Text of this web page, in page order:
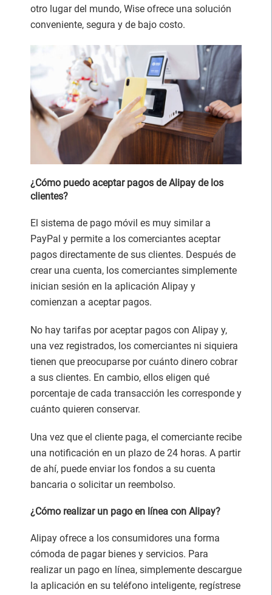
otro lugar del mundo, Wise ofrece una solución
conveniente, segura y de bajo costo.
¿Cómo puedo aceptar pagos de Alipay de los
clientes?
El sistema de pago móvil es muy similar a
PayPal y permite a los comerciantes aceptar
pagos directamente de sus clientes. Después de
crear una cuenta, los comerciantes simplemente
inician sesión en la aplicación Alipay y
comienzan a aceptar pagos.
No hay tarifas por aceptar pagos con Alipay y,
una vez registrados, los comerciantes ni siquiera
tienen que preocuparse por cuánto dinero cobrar
a sus clientes. En cambio, ellos eligen qué
porcentaje de cada transacción les corresponde y
cuánto quieren conservar.
Una vez que el cliente paga, el comerciante recibe
una notificación en un plazo de 24 horas. A partir
de ahí, puede enviar los fondos a su cuenta
bancaria o solicitar un reembolso.
¿Cómo realizar un pago en línea con Alipay?
Alipay ofrece a los consumidores una forma
cómoda de pagar bienes y servicios. Para
realizar un pago en línea, simplemente descargue
la aplicación en su teléfono inteligente, regístrese